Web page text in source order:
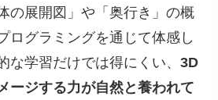
の展開図」や「奥行き」の概
ログラミングを通じて体感し
な学習だけでは得にくい、3D
ージする力が自然と養われて